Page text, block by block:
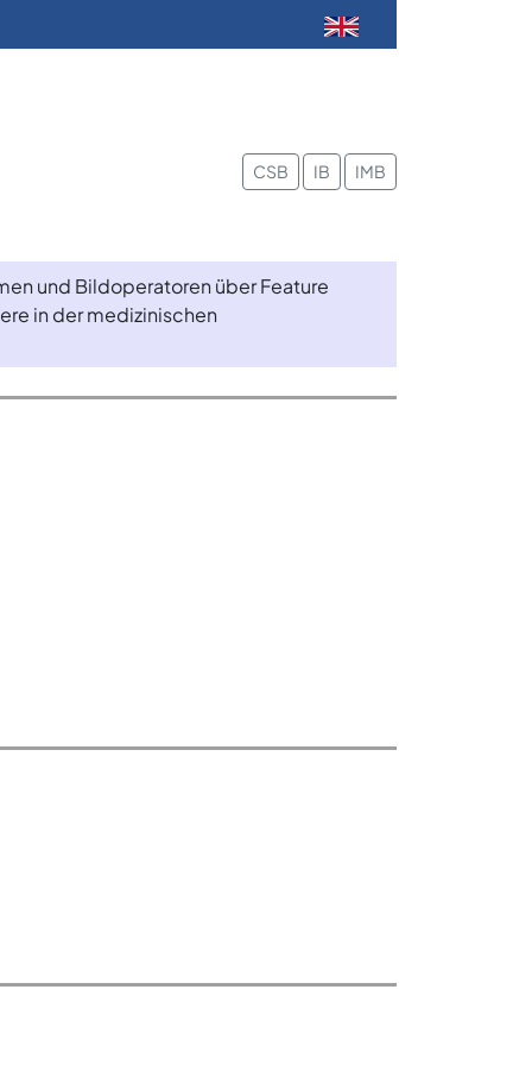
CSB IB IMB
und Bildoperatoren über Feature
in der medizinischen